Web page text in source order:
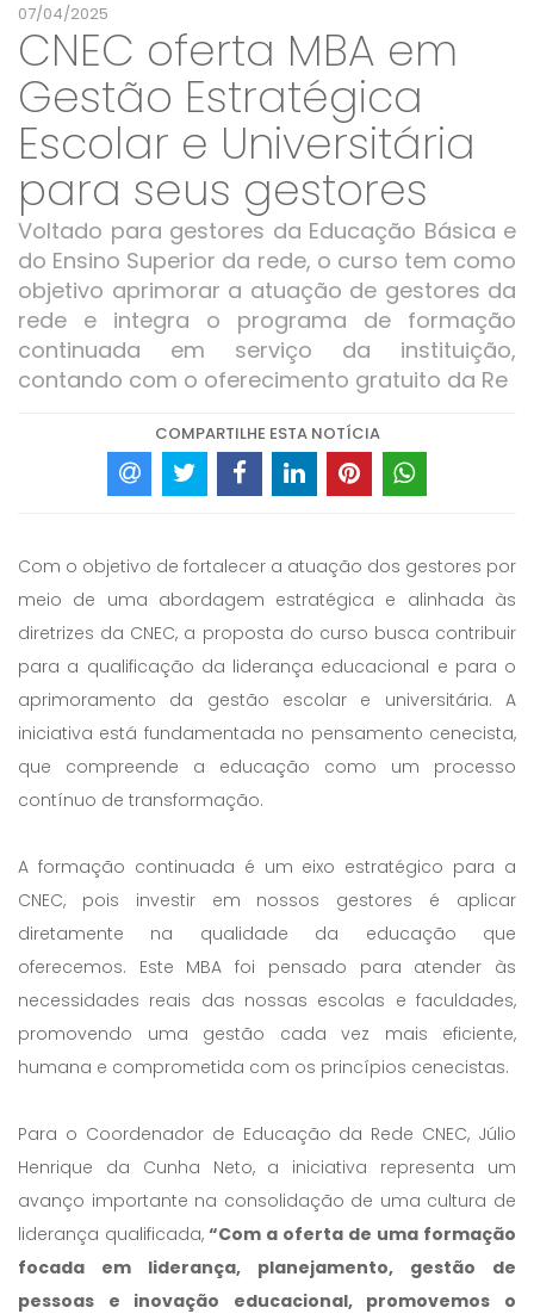
07/04/2025
CNEC oferta MBA em
Gestão Estratégica
Escolar e Universitária
para seus gestores
Voltado para gestores da Educação Básica e
do Ensino Superior da rede, o curso tem como
objetivo aprimorar a atuação de gestores da
rede e integra o programa de formação
continuada em serviço da instituição,
contando com o oferecimento gratuito da Re
COMPARTILHE ESTA NOTÍCIA
Com o objetivo de fortalecer a atuação dos gestores por
meio de uma abordagem estratégica e alinhada às
diretrizes da CNEC, a proposta do curso busca contribuir
para a qualificação da liderança educacional e para o
aprimoramento da gestão escolar e universitária. A
iniciativa está fundamentada no pensamento cenecista,
que compreende a educação como um processo
contínuo de transformação.
A formação continuada é um eixo estratégico para a
CNEC, pois investir em nossos gestores é aplicar
diretamente na qualidade da educação que
oferecemos. Este MBA foi pensado para atender às
necessidades reais das nossas escolas e faculdades,
promovendo uma gestão cada vez mais eficiente,
humana e comprometida com os princípios cenecistas.
Para o Coordenador de Educação da Rede CNEC, Júlio
Henrique da Cunha Neto, a iniciativa representa um
avanço importante na consolidação de uma cultura de
liderança qualificada, “Com a oferta de uma formação
focada em liderança, planejamento, gestão de
pessoas e inovação educacional, promovemos o